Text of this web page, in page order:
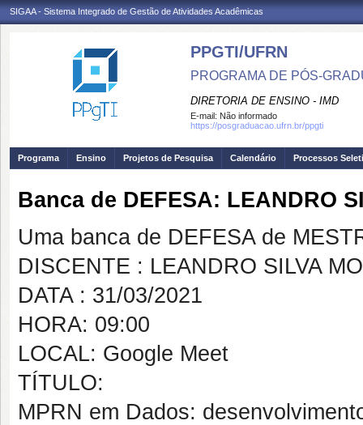
SIGAA - Sistema Integrado de Gestão de Atividades Acadêmicas
PPGTI/UFRN
PROGRAMA DE PÓS-
DIRETORIA DE ENSINO - IMD
E-mail: Não informado
https://posgraduacao.ufrn.br/ppgti
Programa Ensino Projetos de Pesquisa Calendário Processos
Banca de DEFESA: LEANDRO
Uma banca de DEFESA de
DISCENTE : LEANDRO SILVA
DATA : 31/03/2021
HORA: 09:00
LOCAL: Google Meet
TÍTULO:
MPRN em Dados: